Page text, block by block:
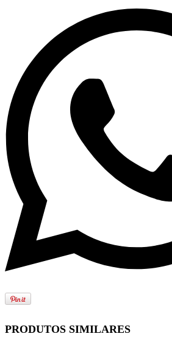
PRODUTOS SIMILARES